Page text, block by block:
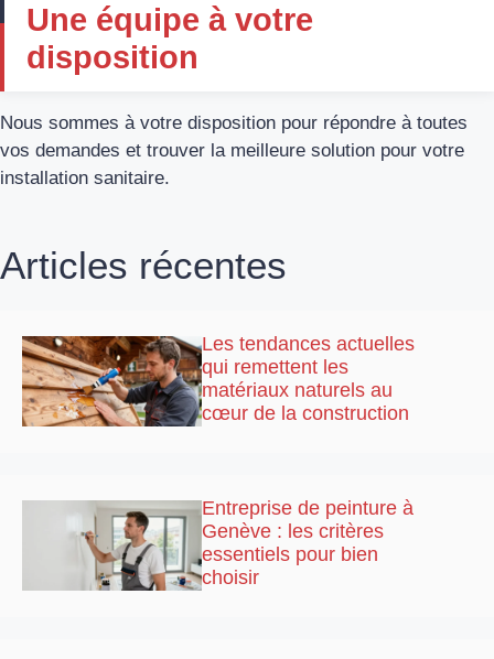
Une équipe à votre
disposition
Nous sommes à votre disposition pour répondre à toutes
vos demandes et trouver la meilleure solution pour votre
installation sanitaire.
Articles récentes
Les tendances actuelles
qui remettent les
matériaux naturels au
cœur de la construction
Entreprise de peinture à
Genève : les critères
essentiels pour bien
choisir